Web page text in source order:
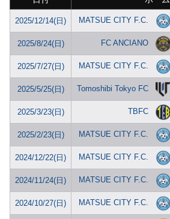
2025/12/14(日) MATSUE CITY F.C.
2025/8/24(日) FC ANCIANO
2025/7/27(日) MATSUE CITY F.C.
2025/5/25(日) Tomoshibi Tokyo FC
2025/3/23(日) TBFC
2025/2/23(日) MATSUE CITY F.C.
2024/12/22(日) MATSUE CITY F.C.
2024/11/24(日) MATSUE CITY F.C.
2024/10/27(日) MATSUE CITY F.C.